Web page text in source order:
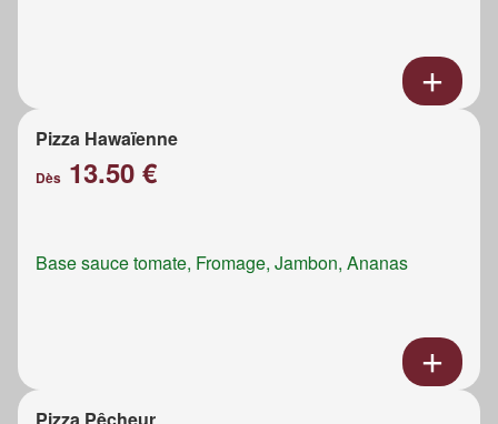
Pizza Hawaïenne
Dès 13.50 €
Base sauce tomate, Fromage, Jambon, Ananas